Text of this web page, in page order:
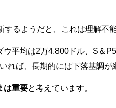
るようだと、これは理解不
ウ平均は2万4,800ドル、S＆
れば、長期的には下落基調が
は重要と考えています。